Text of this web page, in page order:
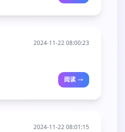
2024-11-22 08:00:23
阅读
2024-11-22 08:01:15